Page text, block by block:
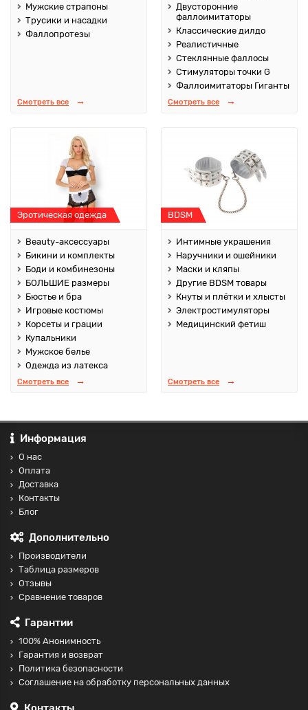
Мужские страпоны
Трусики и насадки
Фаллопротезы
Смотреть все
Двусторонние
фаллоимитаторы
Классические дилдо
Реалистичные
Стеклянные фаллосы
Стимуляторы точки G
Фаллоимитаторы Гиганты
Смотреть все
Эротическая одежда
Beauty-аксессуары
Бикини и комплекты
Боди и комбинезоны
БОЛЬШИЕ размеры
Бюстье и бра
Игровые костюмы
Корсеты и грации
Купальники
Мужское белье
Одежда из латекса
Смотреть все
BDSM
Интимные украшения
Наручники и ошейники
Маски и кляпы
Другие BDSM товары
Кнуты и плётки и хлысты
Электростимуляторы
Медицинский фетиш
Смотреть все
Информация
О нас
Оплата
Доставка
Контакты
Блог
Дополнительно
Производители
Таблица размеров
Отзывы
Сравнение товаров
Гарантии
100% Анонимность
Гарантия и возврат
Политика безопасности
Соглашение на обработку персональных данных